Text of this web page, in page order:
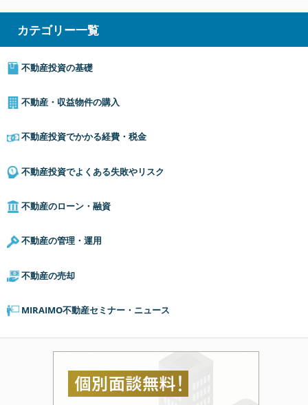
カテゴリー一覧
不動産投資の基礎
不動産・収益物件の購入
不動産投資でかかる経費・税金
不動産投資でよくある失敗やリスク
不動産のローン・融資
不動産の管理・運用
不動産の売却
MIRAIMO不動産セミナー・ニュース